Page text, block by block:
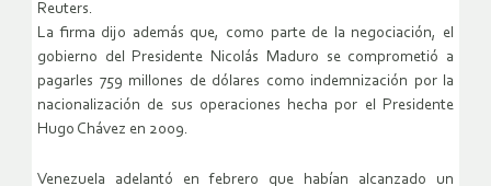
Reuters.
La firma dijo además que, como parte de la negociación, el
gobierno del Presidente Nicolás Maduro se comprometió a
pagarles 759 millones de dólares como indemnización por la
nacionalización de sus operaciones hecha por el Presidente
Hugo Chávez en 2009.
Venezuela adelantó en febrero que habían alcanzado un